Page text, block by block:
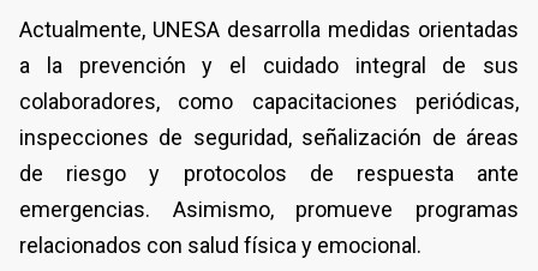
Actualmente, UNESA desarrolla medidas orientadas
a la prevención y el cuidado integral de sus
colaboradores, como capacitaciones periódicas,
inspecciones de seguridad, señalización de áreas
de riesgo y protocolos de respuesta ante
emergencias. Asimismo, promueve programas
relacionados con salud física y emocional.